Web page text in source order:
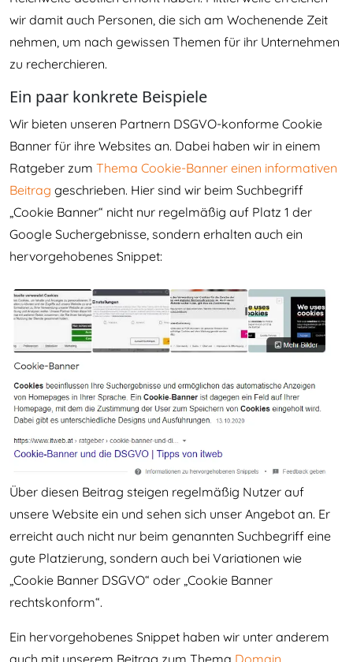
wir damit auch Personen, die sich am Wochenende Zeit
nehmen, um nach gewissen Themen für ihr Unternehmen
zu recherchieren.
Ein paar konkrete Beispiele
Wir bieten unseren Partnern DSGVO-konforme Cookie
Banner für ihre Websites an. Dabei haben wir in einem
Ratgeber zum Thema Cookie-Banner einen informativen
Beitrag geschrieben. Hier sind wir beim Suchbegriff
„Cookie Banner“ nicht nur regelmäßig auf Platz 1 der
Google Suchergebnisse, sondern erhalten auch ein
hervorgehobenes Snippet:
Über diesen Beitrag steigen regelmäßig Nutzer auf
unsere Website ein und sehen sich unser Angebot an. Er
erreicht auch nicht nur beim genannten Suchbegriff eine
gute Platzierung, sondern auch bei Variationen wie
„Cookie Banner DSGVO“ oder „Cookie Banner
rechtskonform“.
Ein hervorgehobenes Snippet haben wir unter anderem